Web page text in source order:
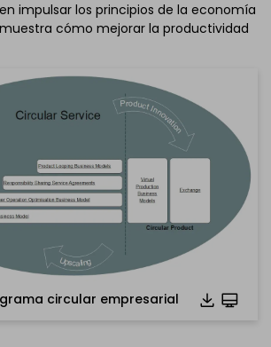
descargar y utilizar esta plantilla.
eddxdebe abrirse en EdrawMax.
puedes descargarEdrawMax
el enlace que se encuentra
continuación.
se encuentra
a continuación.
impulsar los principios de la economía
cómo mejorar la productividad
circular empresarial